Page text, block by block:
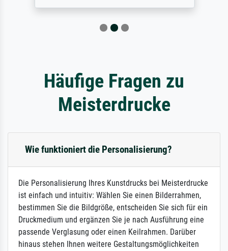
Häufige Fragen zu
Meisterdrucke
Wie funktioniert die Personalisierung?
Die Personalisierung Ihres Kunstdrucks bei Meisterdrucke
ist einfach und intuitiv: Wählen Sie einen Bilderrahmen,
bestimmen Sie die Bildgröße, entscheiden Sie sich für ein
Druckmedium und ergänzen Sie je nach Ausführung eine
passende Verglasung oder einen Keilrahmen. Darüber
hinaus stehen Ihnen weitere Gestaltungsmöglichkeiten